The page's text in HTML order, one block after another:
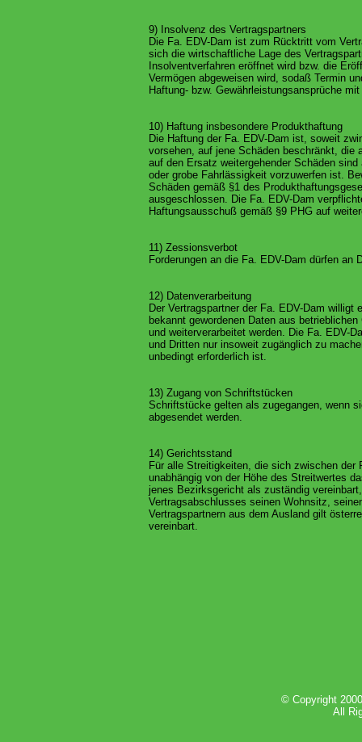
9) Insolvenz des Vertragspartners
Die Fa. EDV-Dam ist zum Rücktritt vom
sich die wirtschaftliche Lage des
Insolventverfahren eröffnet wird bzw. die
Vermögen abgeweisen wird, sodaß Termin
Haftung- bzw. Gewährleistungsansprüche
10) Haftung insbesondere Produkthaftung
Die Haftung der Fa. EDV-Dam ist, soweit
vorsehen, auf jene Schäden beschränkt, die
auf den Ersatz weitergehender Schäden
oder grobe Fahrlässigkeit vorzuwerfen ist.
Schäden gemäß §1 des
ausgeschlossen. Die Fa. EDV-Dam
Haftungsausschuß gemäß §9 PHG auf
11) Zessionsverbot
Forderungen an die Fa. EDV-Dam dürfen an
12) Datenverarbeitung
Der Vertragspartner der Fa. EDV-Dam
bekannt gewordenen Daten aus
und weiterverarbeitet werden. Die Fa. EDV-
und Dritten nur insoweit zugänglich zu
unbedingt erforderlich ist.
13) Zugang von Schriftstücken
Schriftstücke gelten als zugegangen, wenn
abgesendet werden.
14) Gerichtsstand
Für alle Streitigkeiten, die sich zwischen der
unabhängig von der Höhe des Streitwertes
jenes Bezirksgericht als zuständig
Vertragsabschlusses seinen Wohnsitz,
Vertragspartnern aus dem Ausland gilt
vereinbart.
© Copyright
All